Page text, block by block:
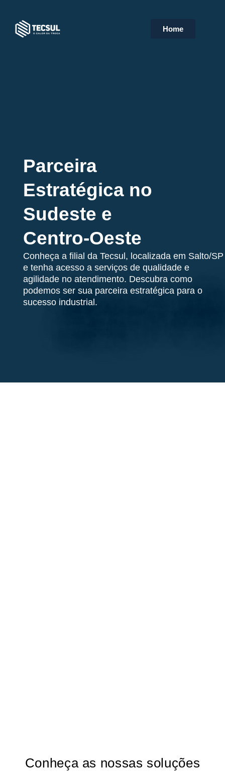
Home
Parceira
Estratégica no
Sudeste e
Centro-Oeste
Conheça a filial da Tecsul, localizada em Salto/SP
e tenha acesso a serviços de qualidade e
agilidade no atendimento. Descubra como
podemos ser sua parceira estratégica para o
sucesso industrial.
Conheça as nossas soluções